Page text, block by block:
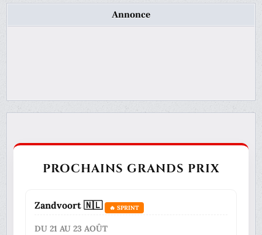
Annonce
PROCHAINS GRANDS PRIX
Zandvoort 🇳🇱 🔥 SPRINT
DU 21 AU 23 AOÛT